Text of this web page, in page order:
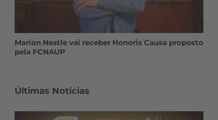
Marion Nestle vai receber Honoris Causa proposto
pela FCNAUP
Últimas Notícias